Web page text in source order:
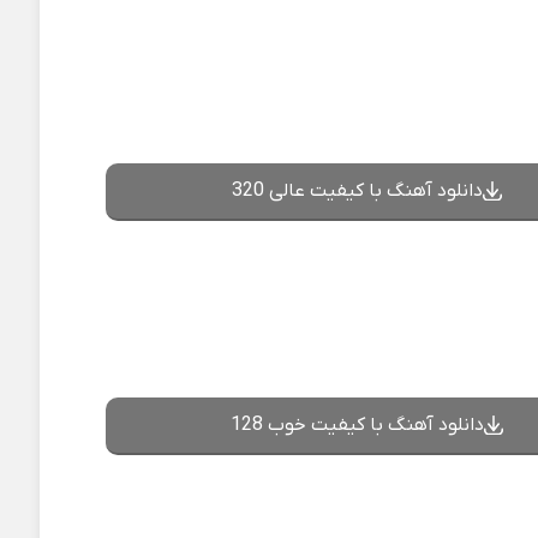
دانلود آهنگ با کیفیت عالی 320
دانلود آهنگ با کیفیت خوب 128